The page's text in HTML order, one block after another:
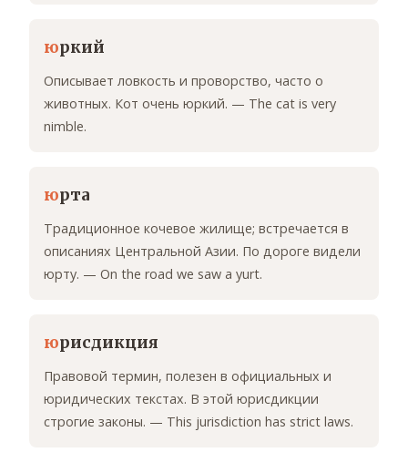
юркий
Описывает ловкость и проворство, часто о
животных. Кот очень юркий. — The cat is very
nimble.
юрта
Традиционное кочевое жилище; встречается в
описаниях Центральной Азии. По дороге видели
юрту. — On the road we saw a yurt.
юрисдикция
Правовой термин, полезен в официальных и
юридических текстах. В этой юрисдикции
строгие законы. — This jurisdiction has strict laws.